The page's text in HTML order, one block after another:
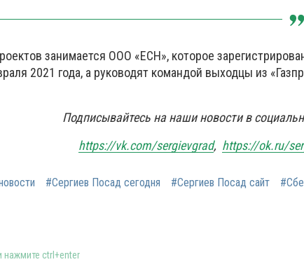
занимается ООО «ЕСН», которое
2021 года, а руководят командой выходцы из
Подписывайтесь на наши новости в
https://vk.com/sergievgrad, https://ok.ru/
#Сергиев Посад сегодня #Сергиев Посад сайт
нажмите ctrl+enter